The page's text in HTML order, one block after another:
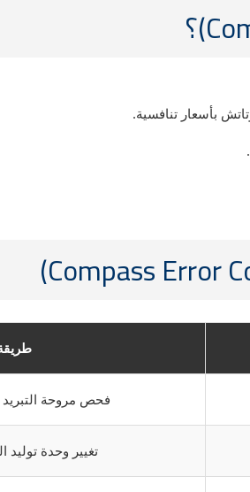
بأسعار تنافسية.
فحص مروحة التبريد
تغيير وحدة